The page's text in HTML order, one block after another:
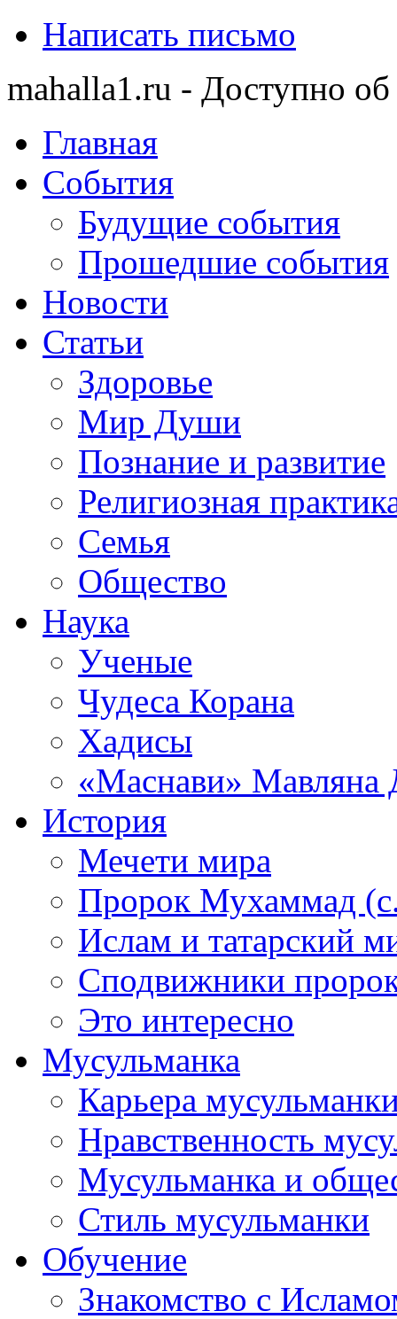
Написать письмо
mahalla1.ru - Доступно об
Главная
События
Будущие события
Прошедшие события
Новости
Статьи
Здоровье
Мир Души
Познание и развитие
Религиозная
Семья
Общество
Наука
Ученые
Чудеса Корана
Хадисы
«Маснави» Мавляна
История
Мечети мира
Пророк Мухаммад
Ислам и татарский
Сподвижники
Это интересно
Мусульманка
Карьера
Нравственность
Мусульманка и
Стиль мусульманки
Обучение
Знакомство с